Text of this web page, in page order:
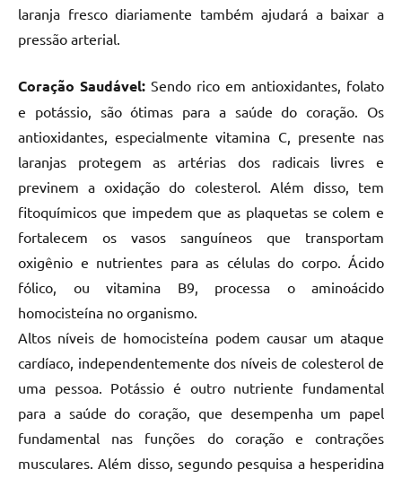
laranja fresco diariamente também ajudará a baixar a
pressão arterial.
Coração Saudável: Sendo rico em antioxidantes, folato
e potássio, são ótimas para a saúde do coração. Os
antioxidantes, especialmente vitamina C, presente nas
laranjas protegem as artérias dos radicais livres e
previnem a oxidação do colesterol. Além disso, tem
fitoquímicos que impedem que as plaquetas se colem e
fortalecem os vasos sanguíneos que transportam
oxigênio e nutrientes para as células do corpo. Ácido
fólico, ou vitamina B9, processa o aminoácido
homocisteína no organismo.
Altos níveis de homocisteína podem causar um ataque
cardíaco, independentemente dos níveis de colesterol de
uma pessoa. Potássio é outro nutriente fundamental
para a saúde do coração, que desempenha um papel
fundamental nas funções do coração e contrações
musculares. Além disso, segundo pesquisa a hesperidina